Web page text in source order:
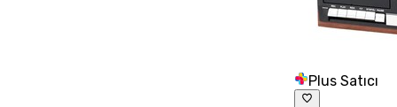
Plus Satıcı